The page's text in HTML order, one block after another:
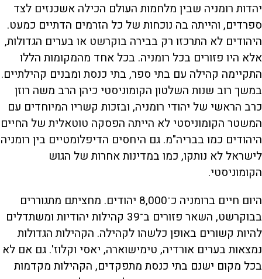
יהדות רומניה שבין מלחמות העולם הכילה אשכנזים לצד
ספרדים, והייתה בה נוכחות של כל הזרמים הדתיים כמעט.
היהודים לא התרכזו רק בבירה בוקרשט או בערים הגדולות,
אלא היו פזורים בכל רומניה. בכל אחד מהמקומות הללו
התקיימה קהילה עם בתי ספר, בתי כנסת ומבנים קהילתיים.
במשך רוב שנות השלטון הקומוניסטי כיהן הרב משה רוזן
כרב הראשי של יהודי רומניה, ובזכות קשריו המיוחדים עם
המשטר הקומוניסטי לא הייתה הפסקה טוטאלית של החיים
היהודים כמו בבריה"מ. גם היחסים הדיפלומטיים בין רומניה
לישראל לא נותקו, כמו במדינות אחרות של הגוש
הקומוניסטי.
היום חיים ברומניה כ־8,000 יהודים. מחציתם מתגוררים
בבוקרשט, השאר פזורים ב־39 קהילות יהודיות ומשתדלים
להיות קשורים באופן כלשהו לקהילה. הקהילות הגדולות
נמצאות בערים אורדיה, טימישוארה, יאסי וקלוז'. גם אם לא
בכל מקום ישנם בתי כנסת מתפקדים, הקהילות מקדמות